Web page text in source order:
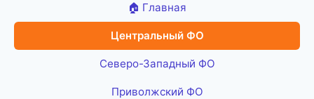
🏠 Главная
Центральный ФО
Северо-Западный ФО
Приволжский ФО